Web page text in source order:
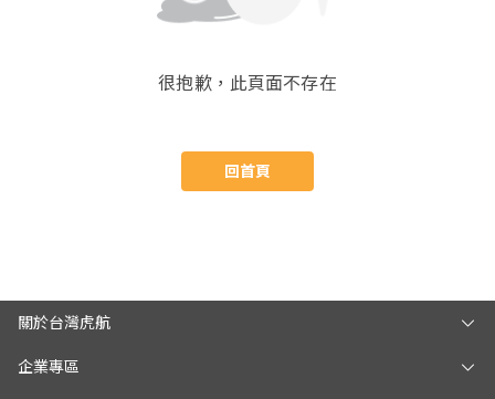
很抱歉，此頁面不存在
回首頁
關於台灣虎航
企業專區